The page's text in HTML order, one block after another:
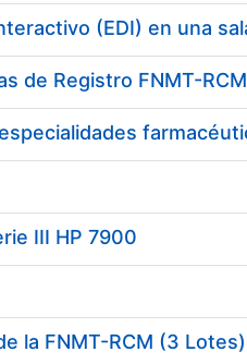
de Registro FNMT-RCM
III HP 7900
la FNMT-RCM (3 Lotes)